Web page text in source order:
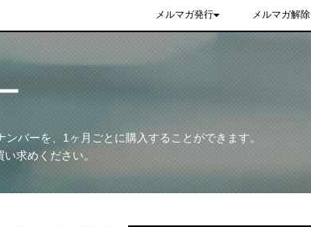
メルマガ発行 メルマガ解除
ンバーを、1ヶ月ごとに購入することができます。
求めください。